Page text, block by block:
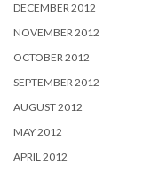
DECEMBER 2012
NOVEMBER 2012
OCTOBER 2012
SEPTEMBER 2012
AUGUST 2012
MAY 2012
APRIL 2012